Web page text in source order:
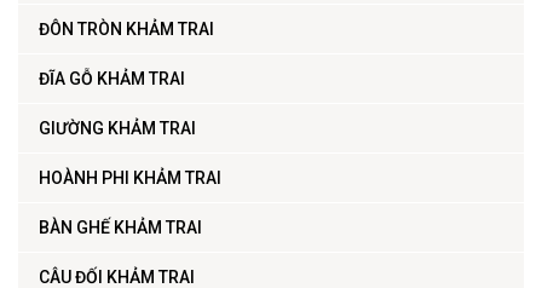
ĐÔN TRÒN KHẢM TRAI
ĐĨA GỖ KHẢM TRAI
GIƯỜNG KHẢM TRAI
HOÀNH PHI KHẢM TRAI
BÀN GHẾ KHẢM TRAI
CÂU ĐỐI KHẢM TRAI